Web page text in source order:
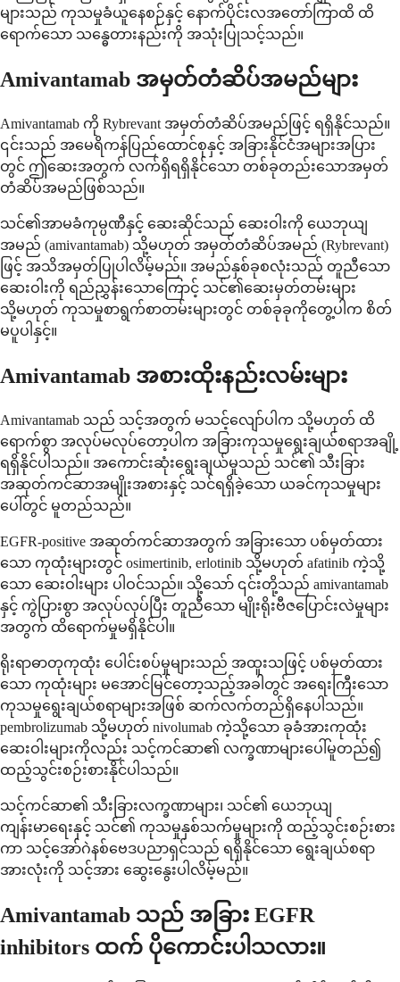
များသည် ကုသမှုခံယူနေစဉ်နှင့် နောက်ပိုင်းလအတော်ကြာထိ ထိ
ရောက်သော သန္ဓေတားနည်းကို အသုံးပြုသင့်သည်။
Amivantamab အမှတ်တံဆိပ်အမည်များ
Amivantamab ကို Rybrevant အမှတ်တံဆိပ်အမည်ဖြင့် ရရှိနိုင်သည်။
၎င်းသည် အမေရိကန်ပြည်ထောင်စုနှင့် အခြားနိုင်ငံအများအပြား
တွင် ဤဆေးအတွက် လက်ရှိရရှိနိုင်သော တစ်ခုတည်းသောအမှတ်
တံဆိပ်အမည်ဖြစ်သည်။
သင်၏အာမခံကုမ္ပဏီနှင့် ဆေးဆိုင်သည် ဆေးဝါးကို ယေဘုယျ
အမည် (amivantamab) သို့မဟုတ် အမှတ်တံဆိပ်အမည် (Rybrevant)
ဖြင့် အသိအမှတ်ပြုပါလိမ့်မည်။ အမည်နှစ်ခုစလုံးသည် တူညီသော
ဆေးဝါးကို ရည်ညွှန်းသောကြောင့် သင်၏ဆေးမှတ်တမ်းများ
သို့မဟုတ် ကုသမှုစာရွက်စာတမ်းများတွင် တစ်ခုခုကိုတွေ့ပါက စိတ်
မပူပါနှင့်။
Amivantamab အစားထိုးနည်းလမ်းများ
Amivantamab သည် သင့်အတွက် မသင့်လျော်ပါက သို့မဟုတ် ထိ
ရောက်စွာ အလုပ်မလုပ်တော့ပါက အခြားကုသမှုရွေးချယ်စရာအချို့
ရရှိနိုင်ပါသည်။ အကောင်းဆုံးရွေးချယ်မှုသည် သင်၏ သီးခြား
အဆုတ်ကင်ဆာအမျိုးအစားနှင့် သင်ရရှိခဲ့သော ယခင်ကုသမှုများ
ပေါ်တွင် မူတည်သည်။
EGFR-positive အဆုတ်ကင်ဆာအတွက် အခြားသော ပစ်မှတ်ထား
သော ကုထုံးများတွင် osimertinib, erlotinib သို့မဟုတ် afatinib ကဲ့သို့
သော ဆေးဝါးများ ပါဝင်သည်။ သို့သော် ၎င်းတို့သည် amivantamab
နှင့် ကွဲပြားစွာ အလုပ်လုပ်ပြီး တူညီသော မျိုးရိုးဗီဇပြောင်းလဲမှုများ
အတွက် ထိရောက်မှုမရှိနိုင်ပါ။
ရိုးရာဓာတုကုထုံး ပေါင်းစပ်မှုများသည် အထူးသဖြင့် ပစ်မှတ်ထား
သော ကုထုံးများ မအောင်မြင်တော့သည့်အခါတွင် အရေးကြီးသော
ကုသမှုရွေးချယ်စရာများအဖြစ် ဆက်လက်တည်ရှိနေပါသည်။
pembrolizumab သို့မဟုတ် nivolumab ကဲ့သို့သော ခုခံအားကုထုံး
ဆေးဝါးများကိုလည်း သင့်ကင်ဆာ၏ လက္ခဏာများပေါ်မူတည်၍
ထည့်သွင်းစဉ်းစားနိုင်ပါသည်။
သင့်ကင်ဆာ၏ သီးခြားလက္ခဏာများ၊ သင်၏ ယေဘုယျ
ကျန်းမာရေးနှင့် သင်၏ ကုသမှုနှစ်သက်မှုများကို ထည့်သွင်းစဉ်းစား
ကာ သင့်အော်ဂဲနစ်ဗေဒပညာရှင်သည် ရရှိနိုင်သော ရွေးချယ်စရာ
အားလုံးကို သင့်အား ဆွေးနွေးပါလိမ့်မည်။
Amivantamab သည် အခြား EGFR
inhibitors ထက် ပိုကောင်းပါသလား။